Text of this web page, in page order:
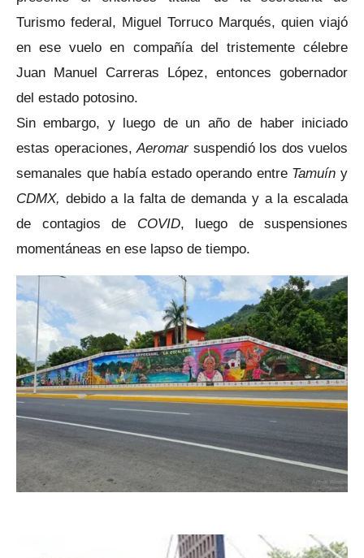
Turismo federal, Miguel Torruco Marqués, quien viajó
en ese vuelo en compañía del tristemente célebre
Juan Manuel Carreras López, entonces gobernador
del estado potosino.
Sin embargo, y luego de un año de haber iniciado
estas operaciones, Aeromarsuspendió los dos vuelos
semanales que había estado operando entre Tamuín y
CDMX, debido a la falta de demanda y a la escalada
de contagios de COVID, luego de suspensiones
momentáneas en ese lapso de tiempo.